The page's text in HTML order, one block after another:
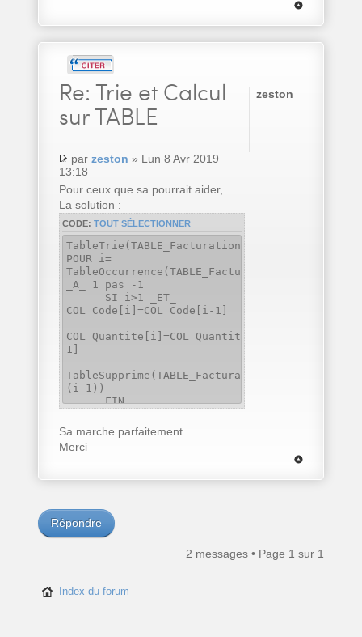
Re: Trie et Calcul
sur TABLE
par zeston » Lun 8 Avr 2019
13:18
Pour ceux que sa pourrait aider,
La solution :
CODE: TOUT SÉLECTIONNER
TableTrie(TABLE_Facturation,COL_Code..Nom)
POUR i=
TableOccurrence(TABLE_Facturation)
_A_ 1 pas -1
SI i>1 _ET_
COL_Code[i]=COL_Code[i-1]
1]
TableSupprime(TABLE_Facturation,
(i-1))
FIN
Sa marche parfaitement
Merci
zeston
Répondre
2 messages • Page 1 sur 1
Index du forum